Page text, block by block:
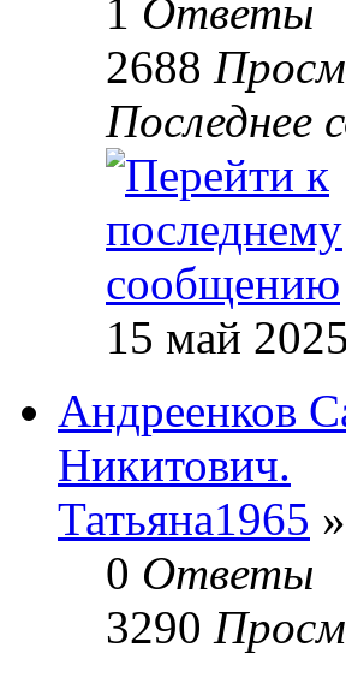
1 Ответы
2688
Последнее
15 май
Андреенков
Никитович.
Татьяна1965
0 Ответы
3290